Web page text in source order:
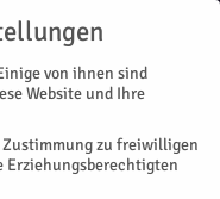
von ihnen sind
Website und Ihre
zu freiwilligen
Erziehungsberechtigten